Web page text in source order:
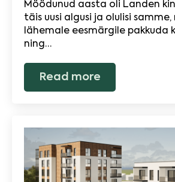
Möödunud aasta oli Landen
täis uusi algusi ja olulisi samme,
lähemale eesmärgile pakkuda
ning…
Read more